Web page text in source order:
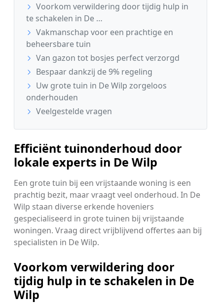
Voorkom verwildering door tijdig hulp in
te schakelen in De …
Vakmanschap voor een prachtige en
beheersbare tuin
Van gazon tot bosjes perfect verzorgd
Bespaar dankzij de 9% regeling
Uw grote tuin in De Wilp zorgeloos
onderhouden
Veelgestelde vragen
Efficiënt tuinonderhoud door
lokale experts in De Wilp
Een grote tuin bij een vrijstaande woning is een
prachtig bezit, maar vraagt veel onderhoud. In De
Wilp staan diverse erkende hoveniers
gespecialiseerd in grote tuinen bij vrijstaande
woningen. Vraag direct vrijblijvend offertes aan bij
specialisten in De Wilp.
Voorkom verwildering door
tijdig hulp in te schakelen in De
Wilp